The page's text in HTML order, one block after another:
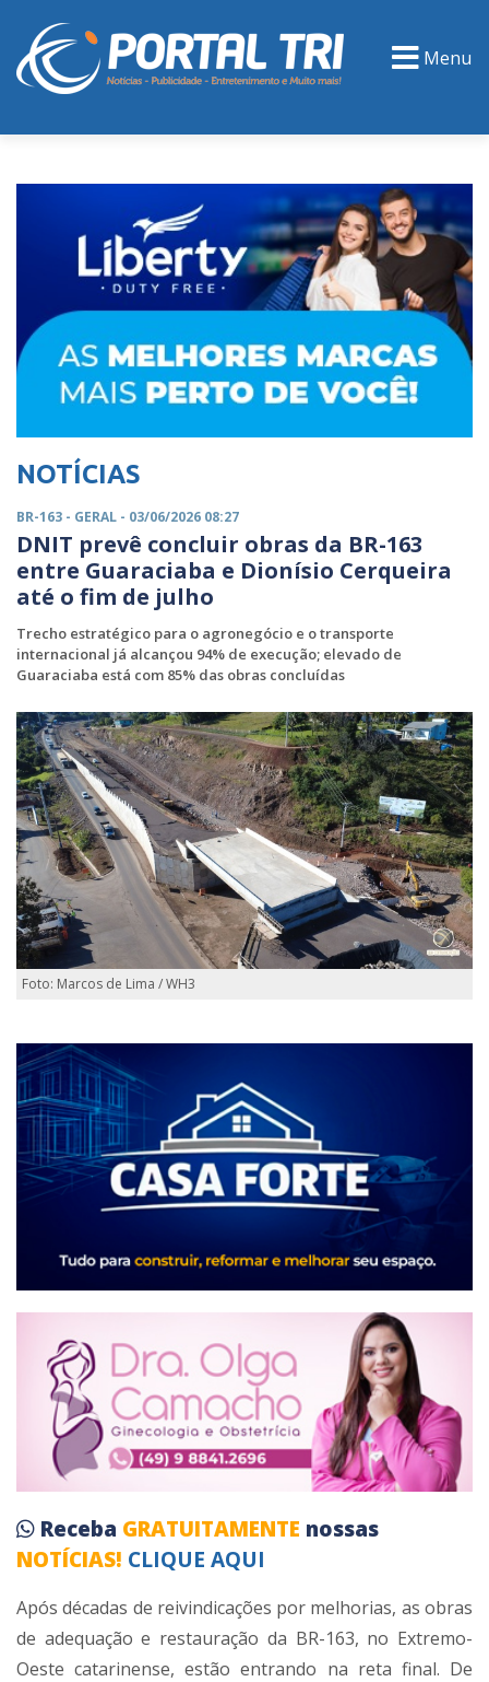
Menu
NOTÍCIAS
BR-163 - GERAL - 03/06/2026 08:27
DNIT prevê concluir obras da BR-163
entre Guaraciaba e Dionísio Cerqueira
até o fim de julho
Trecho estratégico para o agronegócio e o transporte
internacional já alcançou 94% de execução; elevado de
Guaraciaba está com 85% das obras concluídas
Foto: Marcos de Lima / WH3
Receba GRATUITAMENTE nossas
NOTÍCIAS! CLIQUE AQUI
Após décadas de reivindicações por melhorias, as obras
de adequação e restauração da BR-163, no Extremo-
Oeste catarinense, estão entrando na reta final. De